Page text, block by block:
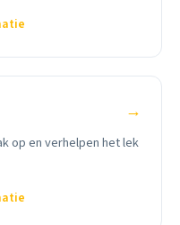
→
op en verhelpen het lek